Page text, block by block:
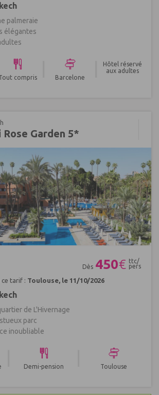
palmeraie
élégantes
compris Barcelone
Hôtel réservé
aux adultes
Garden 5*
Dès 450€ ttc/
pers
tarif : Toulouse, le 11/10/2026
de L'Hivernage
parc
inoubliable
Demi-pension Toulouse